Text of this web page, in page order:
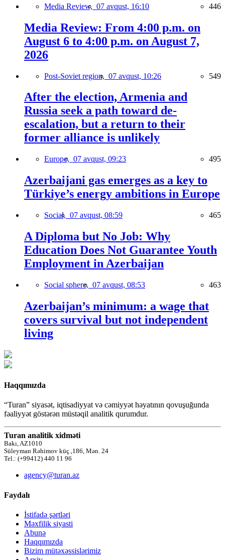
Media Review, 07 avqust, 16:10 446
Media Review: From 4:00 p.m. on
August 6 to 4:00 p.m. on August 7,
2026
Post-Soviet region, 07 avqust, 10:26 549
After the election, Armenia and
Russia seek a path toward de-
escalation, but a return to their
former alliance is unlikely
Europe, 07 avqust, 09:23 495
Azerbaijani gas emerges as a key to
Türkiye’s energy ambitions in Europe
Social, 07 avqust, 08:59 465
A Diploma but No Job: Why
Education Does Not Guarantee Youth
Employment in Azerbaijan
Social sphere, 07 avqust, 08:53 463
Azerbaijan’s minimum: a wage that
covers survival but not independent
living
Haqqımızda
“Turan” siyasət, iqtisadiyyat və cəmiyyət həyatının qovuşuğunda
fəaliyyət göstərən müstəqil analitik qurumdur.
Turan analitik xidməti
Bakı, AZ1010
Süleyman Rəhimov küç.,186, Mən. 24
Tel.: (+99412) 440 11 96
agency@turan.az
Faydalı
İstifadə şərtləri
Məxfilik siyasti
Abunə
Haqqımızda
Bizim mütəxəssislərimiz